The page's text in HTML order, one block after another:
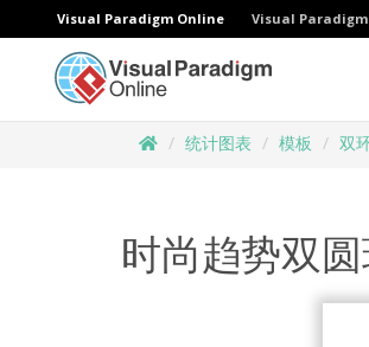
Visual Paradigm Online Visual
统计图表 模板 双
时尚趋势双